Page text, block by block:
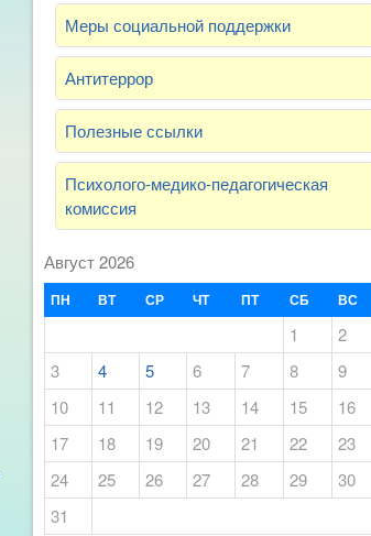
Меры социальной поддержки
Антитеррор
Полезные ссылки
Психолого-медико-педагогическая
комиссия
Август 2026
ПН ВТ СР ЧТ ПТ СБ ВС
1
2
3
4 5 6 7 8
9
10
11 12 13 14 15
16
17
18 19 20 21 22
23
24
25 26 27 28 29
30
31